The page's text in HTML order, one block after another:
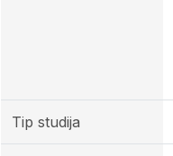
Tip studija